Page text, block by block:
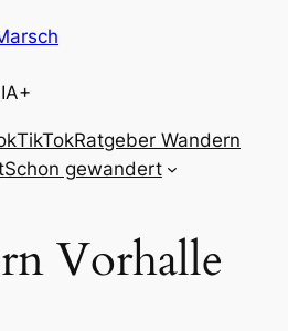
TikTokRatgeber Wandern
Schon gewandert
Vorhalle